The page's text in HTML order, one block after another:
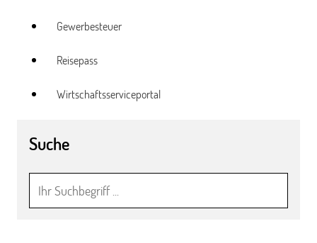
Gewerbesteuer
Reisepass
Wirtschaftsserviceportal
Suche